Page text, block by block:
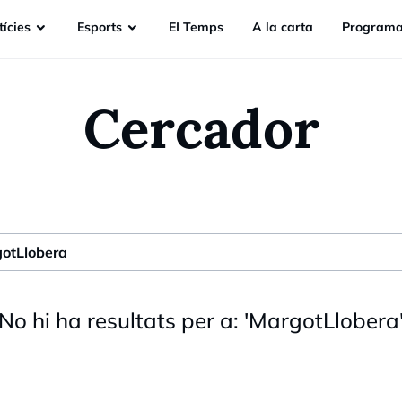
Esports EI Temps A la carta
Cercador
No hi ha resultats per a: 'MargotLlobera'